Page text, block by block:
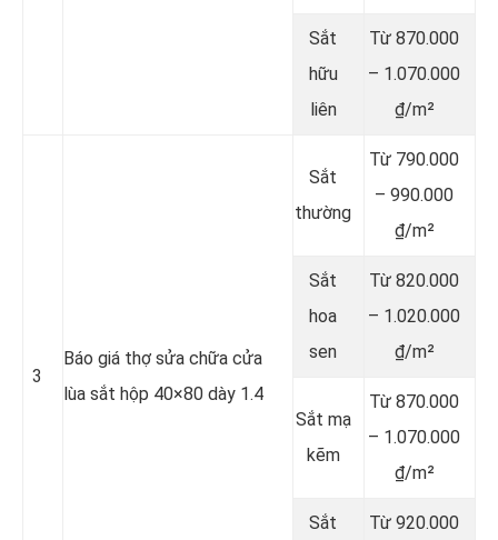
Sắt
hữu
liên
Từ 870.000
– 1.070.000
₫/m²
3
Báo giá thợ sửa chữa cửa
lùa sắt hộp 40×80 dày 1.4
Sắt
thường
Từ 790.000
– 990.000
₫/m²
Sắt
hoa
sen
Từ 820.000
– 1.020.000
₫/m²
Sắt mạ
kẽm
Từ 870.000
– 1.070.000
₫/m²
Sắt
Từ 920.000